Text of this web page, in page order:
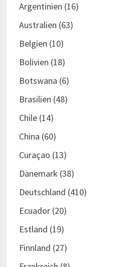
Argentinien (16)
Australien (63)
Belgien (10)
Bolivien (18)
Botswana (6)
Brasilien (48)
Chile(14)
China (60)
Curaçao (13)
Dänemark (38)
Deutschland (410)
Ecuador(20)
Estland (19)
Finnland (27)